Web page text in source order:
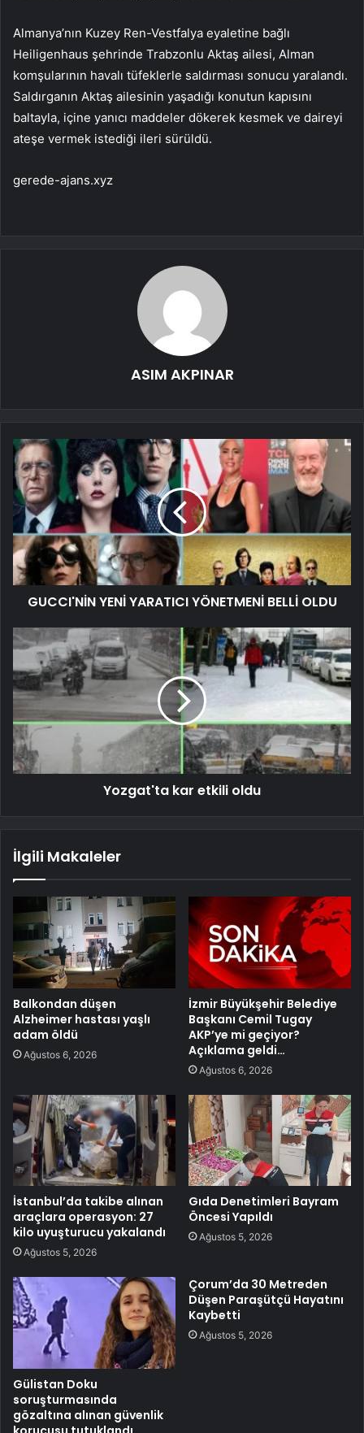
Almanya’nın Kuzey Ren-Vestfalya eyaletine bağlı
Heiligenhaus şehrinde Trabzonlu Aktaş ailesi, Alman
komşularının havalı tüfeklerle saldırması sonucu yaralandı.
Saldırganın Aktaş ailesinin yaşadığı konutun kapısını
baltayla, içine yanıcı maddeler dökerek kesmek ve daireyi
ateşe vermek istediği ileri sürüldü.
gerede-ajans.xyz
ASIM AKPINAR
GUCCI'NİN YENİ YARATICI YÖNETMENİ BELLİ OLDU
Yozgat'ta kar etkili oldu
İlgili Makaleler
Balkondan düşen
Alzheimer hastası yaşlı
adam öldü
Ağustos 6, 2026
İzmir Büyükşehir Belediye
Başkanı Cemil Tugay
AKP’ye mi geçiyor?
Açıklama geldi…
Ağustos 6, 2026
İstanbul’da takibe alınan
araçlara operasyon: 27
kilo uyuşturucu yakalandı
Ağustos 5, 2026
Gıda Denetimleri Bayram
Öncesi Yapıldı
Ağustos 5, 2026
Gülistan Doku
soruşturmasında
gözaltına alınan güvenlik
Çorum’da 30 Metreden
Düşen Paraşütçü Hayatını
Kaybetti
Ağustos 5, 2026